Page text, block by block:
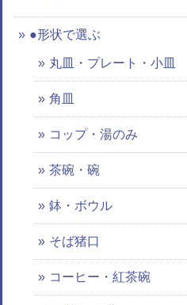
●形状で選ぶ
丸皿・プレート・小皿
角皿
コップ・湯のみ
茶碗・碗
鉢・ボウル
そば猪口
コーヒー・紅茶碗